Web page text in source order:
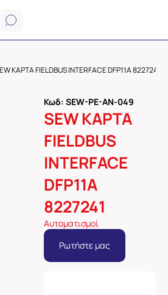
ΚΑΡΤΑ FIELDBUS INTERFACE DFP11A 8227241
Κωδ: SEW-PE-AN-049
SEW ΚΑΡΤΑ
FIELDBUS
INTERFACE
DFP11A
8227241
Αυτοματισμοί
Ρωτήστε μας